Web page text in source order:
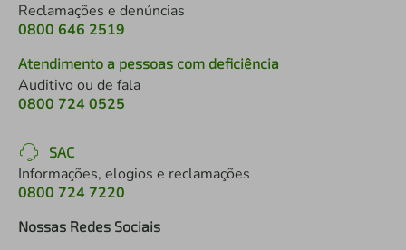
Reclamações e denúncias
0800 646 2519
Atendimento a pessoas com deficiência
Auditivo ou de fala
0800 724 0525
SAC
Informações, elogios e reclamações
0800 724 7220
Nossas Redes Sociais